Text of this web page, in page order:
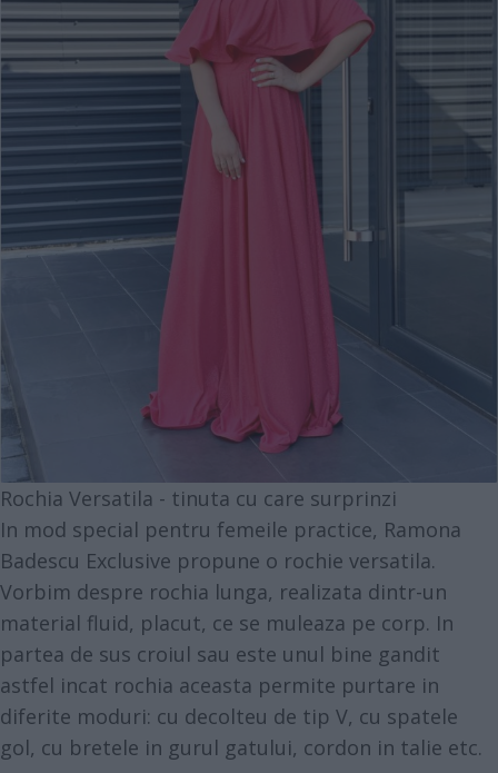
Rochia Versatila - tinuta cu care surprinzi
In mod special pentru femeile practice, Ramona
Badescu Exclusive propune o rochie versatila.
Vorbim despre rochia lunga, realizata dintr-un
material fluid, placut, ce se muleaza pe corp. In
partea de sus croiul sau este unul bine gandit
astfel incat rochia aceasta permite purtare in
diferite moduri: cu decolteu de tip V, cu spatele
gol, cu bretele in gurul gatului, cordon in talie etc.